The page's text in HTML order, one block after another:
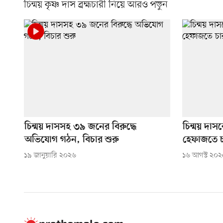
চিন্ময় কৃষ্ণ দাস ব্রহ্মচারী নিয়ে আরও পড়ুন
চিন্ময় দাসসহ ৩৯ জনের বিরুদ্ধে
অভিযোগ গঠন, বিচার শুরু
১৯ জানুয়ারি ২০২৬
চিন্ময়
হেফাজতে
১৬ আগস্ট